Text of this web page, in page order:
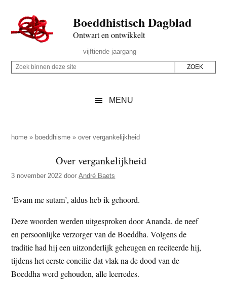
naar
de
inhoud
secondary
naar
de
sidebar
naar
de
Boeddhistisch Dagblad
Ontwart en ontwikkelt
Rechts
vijftiende jaargang
Z
p
z
e
i
t
e
Z
i
e
d
z
e
s
i
t
MENU
home » boeddhisme »over vergankelijkheid
Over vergankelijkheid
3 november 2022 doorAndré Baets
‘Evam me sutam’, aldus heb ik gehoord.
Deze woorden werden uitgesproken door Ananda, de neef
en persoonlijke verzorger van de Boeddha. Volgens de
traditie had hij een uitzonderlijk geheugen en reciteerde hij,
tijdens het eerste concilie dat vlak na de dood van de
Boeddha werd gehouden, alle leerredes.